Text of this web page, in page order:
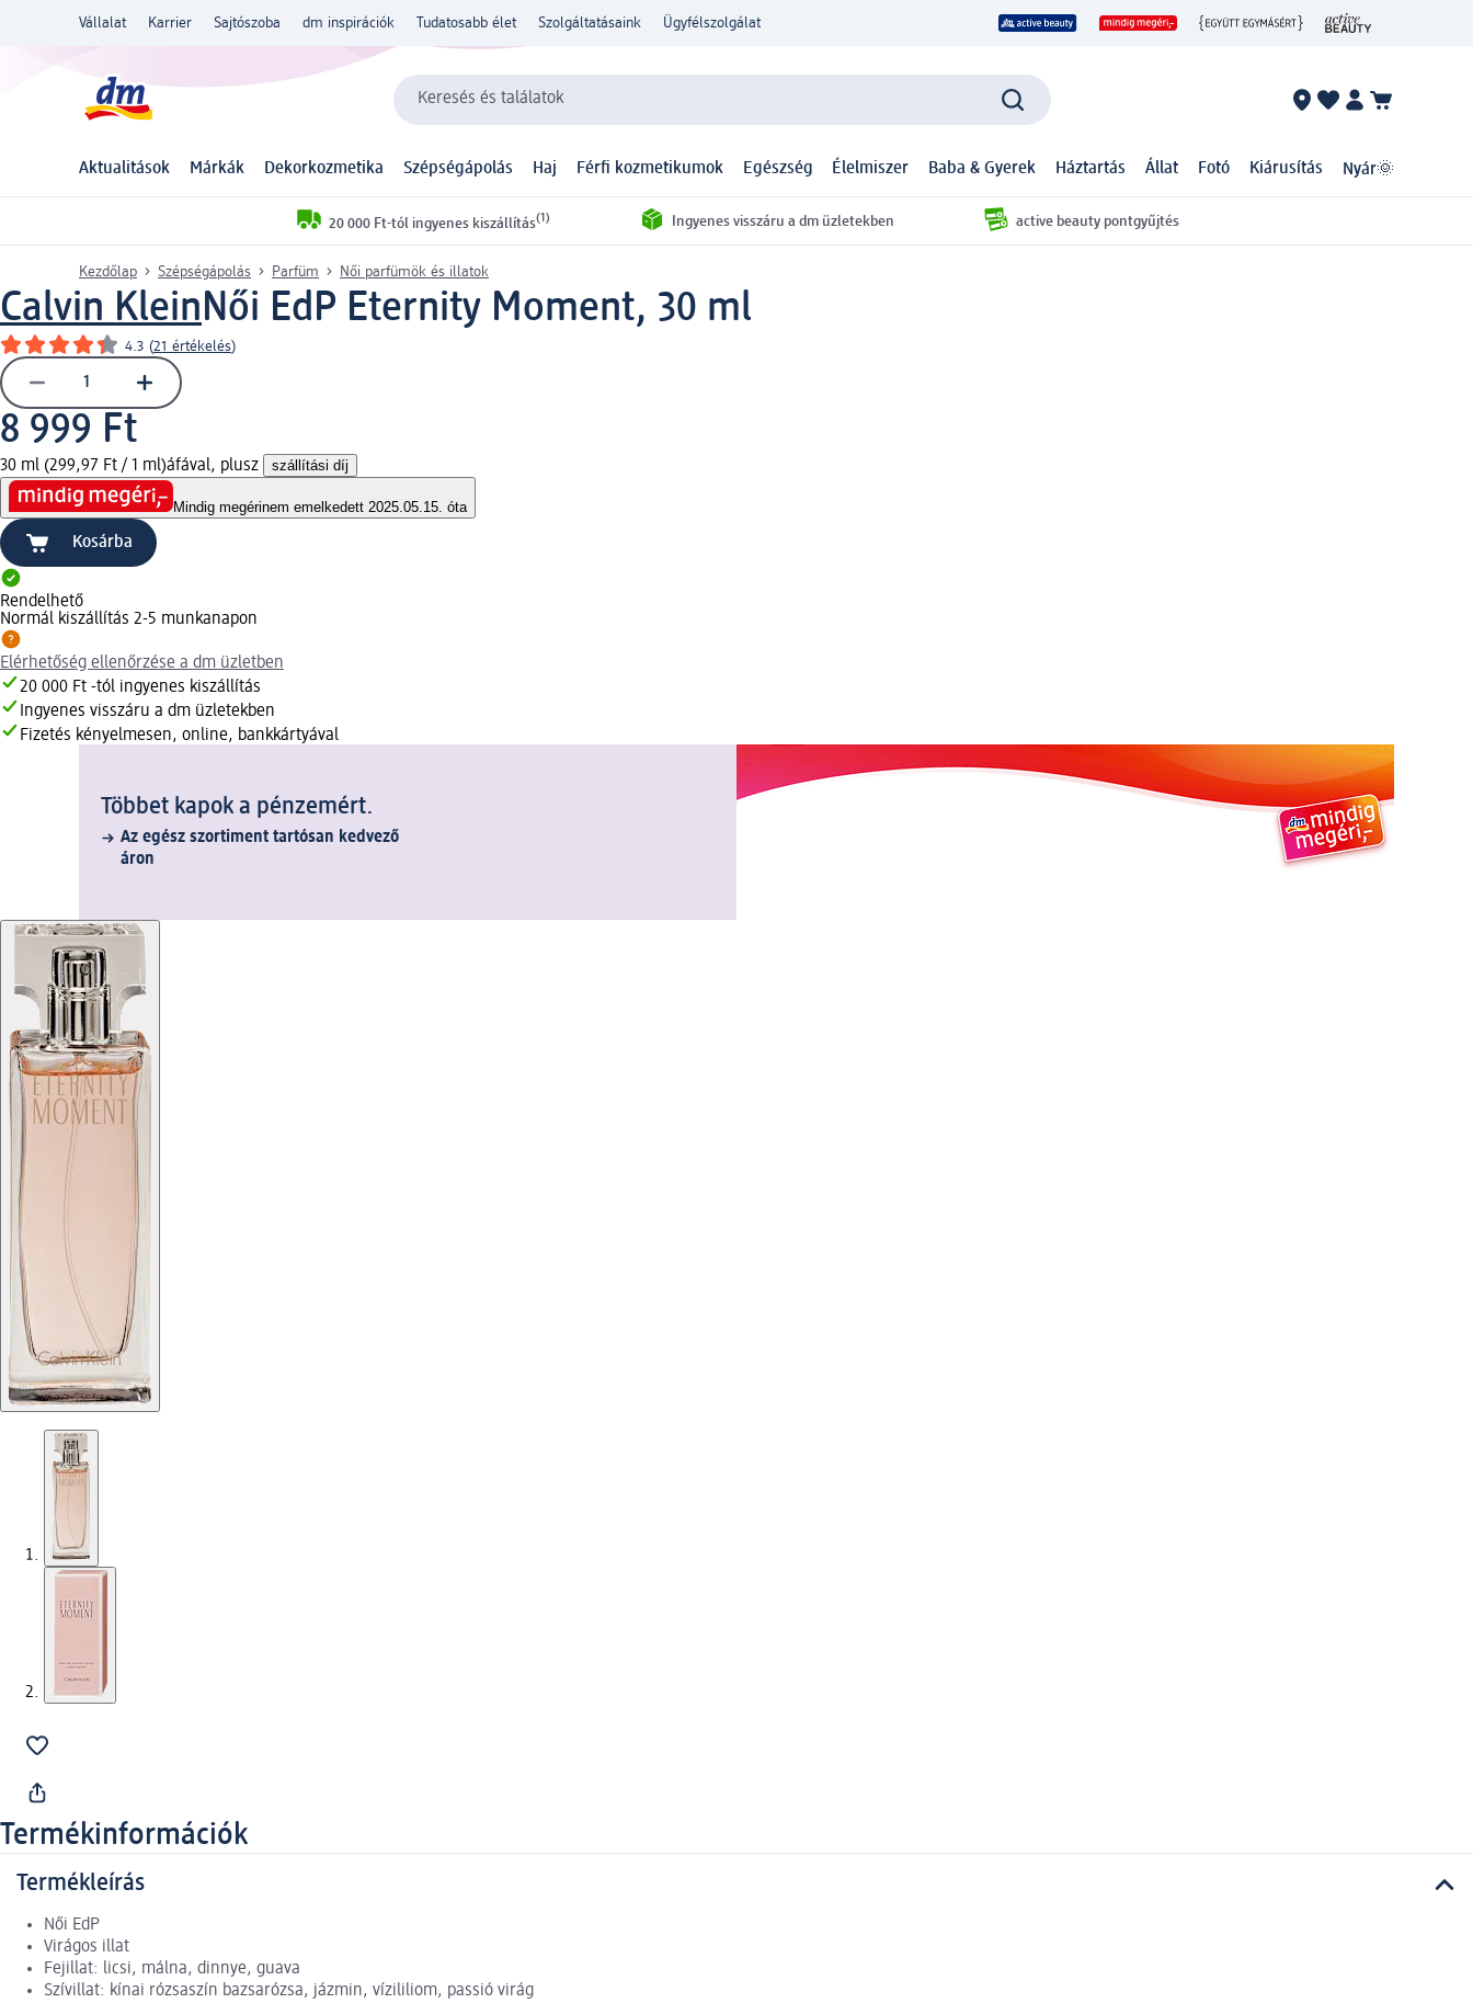
Vállalat Karrier Sajtószoba dm inspirációk Tudatosabb élet Szolgáltatásaink Ügyfélszolgálat
Keresés és találatok
Aktualitások Márkák Dekorkozmetika Szépségápolás Haj Férfi kozmetikumok Egészség Élelmiszer Baba & Gyerek Háztartás Állat Fotó Kiárusítás Nyár🌞
20 000 Ft-tól ingyenes kiszállítás(1) Ingyenes visszáru a dm üzletekben active beauty pontgyűjtés
Kezdőlap Szépségápolás Parfüm Női parfümök és illatok
Calvin KleinNői EdP Eternity Moment, 30 ml
4.3 (21 értékelés)
8 999 Ft
30 ml (299,97 Ft / 1 ml)áfával, plusz szállítási díj
Mindig megérinem emelkedett 2025.05.15. óta
Kosárba
Rendelhető
Normál kiszállítás 2-5 munkanapon
Elérhetőség ellenőrzése a dm üzletben
20 000 Ft -tól ingyenes kiszállítás
Ingyenes visszáru a dm üzletekben
Fizetés kényelmesen, online, bankkártyával
Többet kapok a pénzemért.
Az egész szortiment tartósan kedvező
áron
Termékinformációk
Termékleírás
Női EdP
Virágos illat
Fejillat: licsi, málna, dinnye, guava
Szívillat: kínai rózsaszín bazsarózsa, jázmin, vízililiom, passió virág